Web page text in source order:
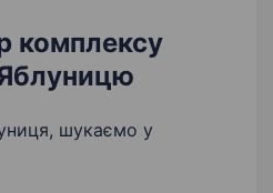
комплексу
шукаємо у